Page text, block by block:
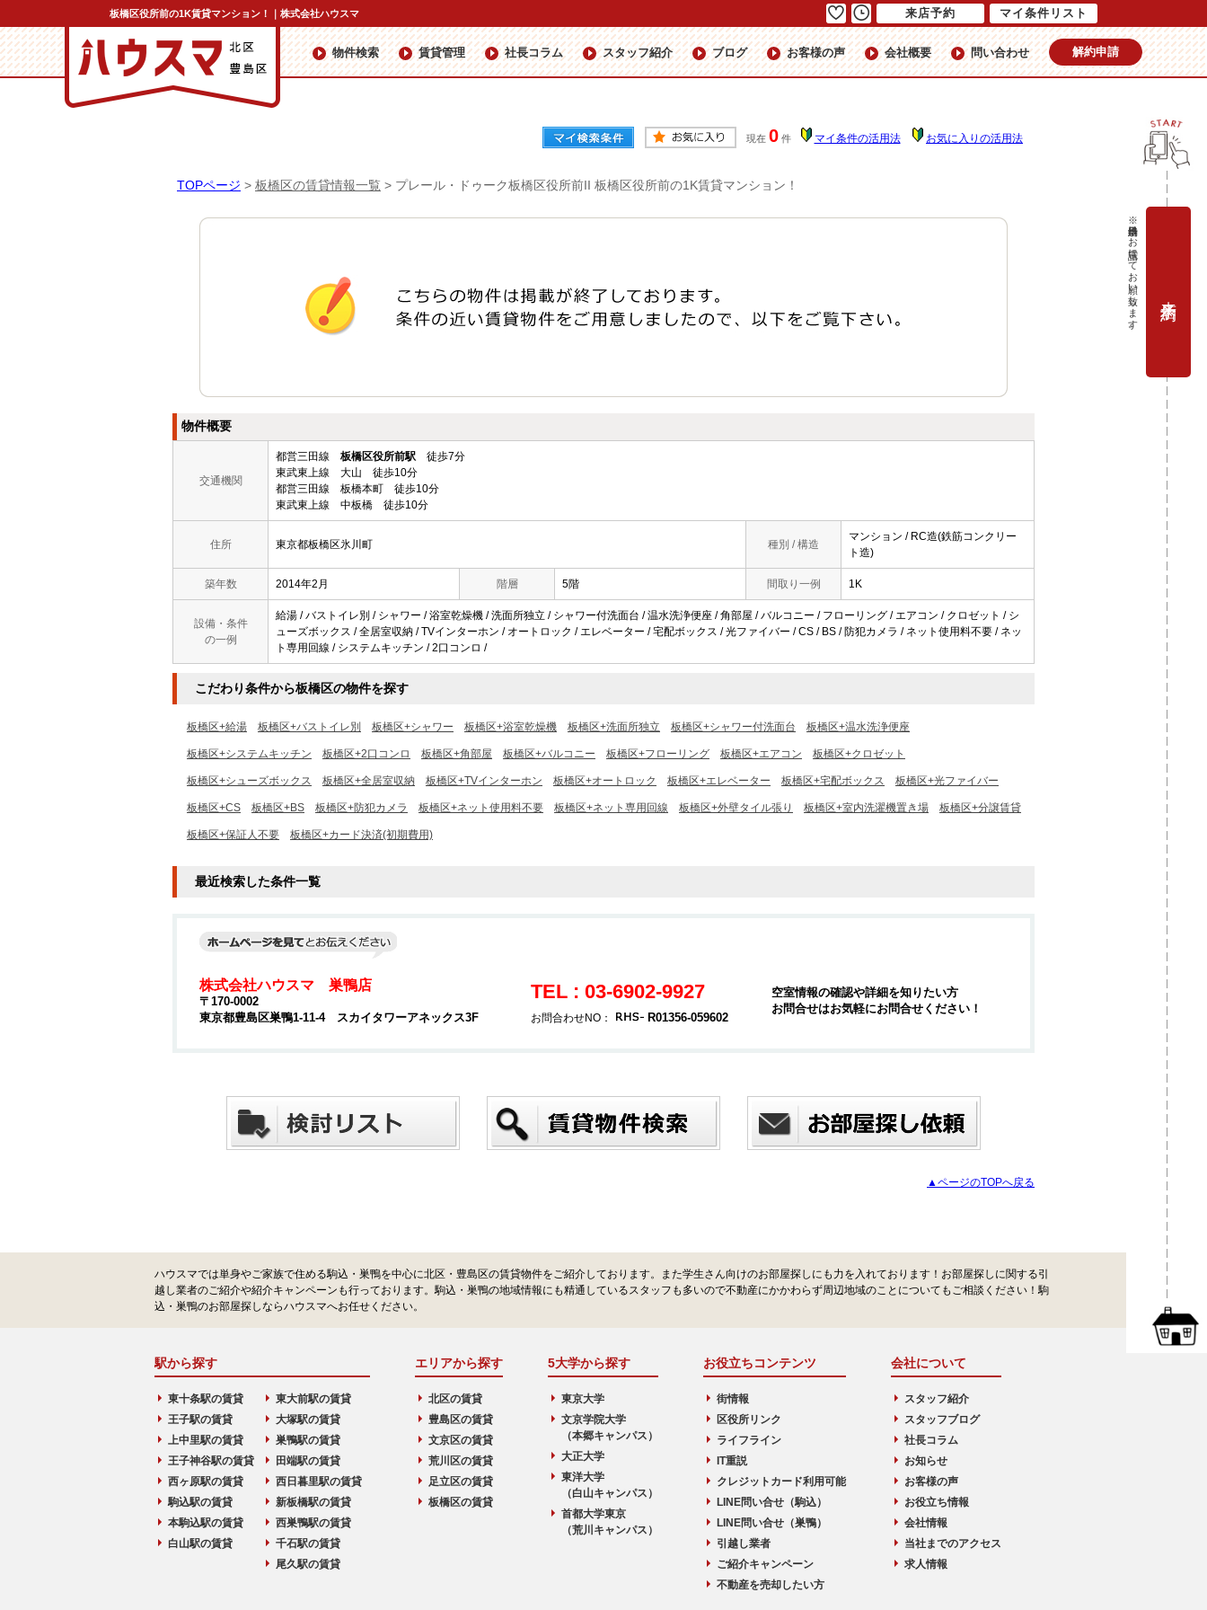
板橋区役所前の1K賃貸マンション！｜株式会社ハウスマ
物件検索 賃貸管理 社長コラム スタッフ紹介 ブログ お客様の声 会社概要 問い合わせ 解約申請
現在 0 件 マイ条件の活用法 お気に入りの活用法
TOPページ > 板橋区の賃貸情報一覧 > プレール・ドゥーク板橋区役所前II 板橋区役所前の1K賃貸マンション！
物件概要
交通機関
都営三田線 板橋区役所前駅 徒歩7分
東武東上線 大山 徒歩10分
都営三田線 板橋本町 徒歩10分
東武東上線 中板橋 徒歩10分
住所 東京都板橋区氷川町 種別 / 構造
マンション / RC造(鉄筋コンクリー
ト造)
築年数 2014年2月 階層 5階 間取り一例 1K
設備・条件
の一例
給湯 / バストイレ別 / シャワー / 浴室乾燥機 / 洗面所独立 / シャワー付洗面台 / 温水洗浄便座 / 角部屋 / バルコニー / フローリング / エアコン / クロゼット / シ
ューズボックス / 全居室収納 / TVインターホン / オートロック / エレベーター / 宅配ボックス / 光ファイバー / CS / BS / 防犯カメラ / ネット使用料不要 / ネッ
ト専用回線 / システムキッチン / 2口コンロ /
こだわり条件から板橋区の物件を探す
板橋区+給湯 板橋区+バストイレ別 板橋区+シャワー 板橋区+浴室乾燥機 板橋区+洗面所独立 板橋区+シャワー付洗面台 板橋区+温水洗浄便座
板橋区+システムキッチン 板橋区+2口コンロ 板橋区+角部屋 板橋区+バルコニー 板橋区+フローリング 板橋区+エアコン 板橋区+クロゼット
板橋区+シューズボックス 板橋区+全居室収納 板橋区+TVインターホン 板橋区+オートロック 板橋区+エレベーター 板橋区+宅配ボックス 板橋区+光ファイバー
板橋区+CS 板橋区+BS 板橋区+防犯カメラ 板橋区+ネット使用料不要 板橋区+ネット専用回線 板橋区+外壁タイル張り 板橋区+室内洗濯機置き場 板橋区+分譲賃貸
板橋区+保証人不要 板橋区+カード決済(初期費用)
最近検索した条件一覧
株式会社ハウスマ 巣鴨店
〒170-0002
東京都豊島区巣鴨1-11-4 スカイタワーアネックス3F
TEL : 03-6902-9927
お問合わせNO： R01356-059602
空室情報の確認や詳細を知りたい方
お問合せはお気軽にお問合せください！
▲ページのTOPへ戻る
ハウスマでは単身やご家族で住める駒込・巣鴨を中心に北区・豊島区の賃貸物件をご紹介しております。また学生さん向けのお部屋探しにも力を入れております！お部屋探しに関する引
越し業者のご紹介や紹介キャンペーンも行っております。駒込・巣鴨の地域情報にも精通しているスタッフも多いので不動産にかかわらず周辺地域のことについてもご相談ください！駒
込・巣鴨のお部屋探しならハウスマへお任せください。
駅から探す
東十条駅の賃貸
王子駅の賃貸
上中里駅の賃貸
王子神谷駅の賃貸
西ヶ原駅の賃貸
駒込駅の賃貸
本駒込駅の賃貸
白山駅の賃貸
東大前駅の賃貸
大塚駅の賃貸
巣鴨駅の賃貸
田端駅の賃貸
西日暮里駅の賃貸
新板橋駅の賃貸
西巣鴨駅の賃貸
千石駅の賃貸
尾久駅の賃貸
エリアから探す
北区の賃貸
豊島区の賃貸
文京区の賃貸
荒川区の賃貸
足立区の賃貸
板橋区の賃貸
5大学から探す
東京大学
文京学院大学
（本郷キャンパス）
大正大学
東洋大学
（白山キャンパス）
首都大学東京
（荒川キャンパス）
お役立ちコンテンツ
街情報
区役所リンク
ライフライン
IT重説
クレジットカード利用可能
LINE問い合せ（駒込）
LINE問い合せ（巣鴨）
引越し業者
ご紹介キャンペーン
不動産を売却したい方
会社について
スタッフ紹介
スタッフブログ
社長コラム
お知らせ
お客様の声
お役立ち情報
会社情報
当社までのアクセス
求人情報
来店予約 マイ条件リスト
※当日予約はお電話にてお願い致します。